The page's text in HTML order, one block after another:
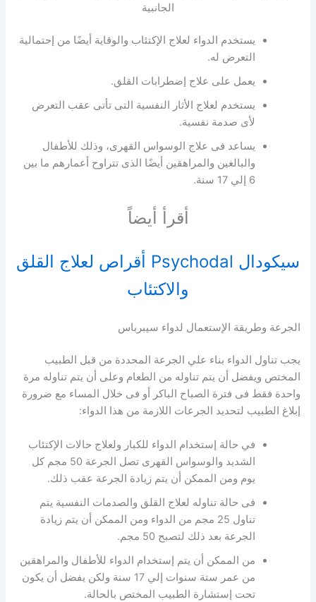
الجانبية
يستخدم الدواء لعلاج الإكتئاب والوقاية أيضًا من إحتمالية
التعرض له.
يعمل على علاج إضطرابات القلق.
يستخدم لعلاج الأثار النفسية التى تأتى عقب التعرض
لأى صدمة نفسية.
يساعد فى علاج الوسواس القهرى، وذلك للأطفال
والبالغين والمراهقين أيضًا الذى تتراوح أعمارهم ما بين
6 إلي 17 سنة.
أقرأ أيضاً
سيكودال Psychodal أقراص لعلاج القلق
والاكتئاب
الجرعة وطريقة الإستعمال لدواء سيبرباس
يجب تناول الدواء بناء علي الجرعة المحددة من قبل الطبيب
المختص ويفضل أن يتم تناوله من الطعام وعلى أن يتم تناوله مرة
واحدة فقط فى فترة الصباح الباكر أو فى خلال المساء مع ضرورة
إبلاغ الطبيب لتحديد الجرعات اللازمة من هذا الدواء:
في حالة إستخدام الدواء للكبار ولعلاج حالات الإكتئاب
الشديد والوسواس القهرى تصل الجرعة 50 مجم كل
يوم ومن الممكن أن يتم زيادة الجرعة عقب ذلك.
فى حالة تناوله لعلاج القلق والصدمات النفسية يتم
تناول 25 مجم من الدواء ومن الممكن أن يتم زيادة
الجرعة بعد ذلك لتصبح 50 مجم.
من الممكن أن يتم إستخدام الدواء للأطفال والمراهقين
من عمر ستة سنوات إلي 17 سنة ولكن يفضل أن يكون
تحت إستشارة الطبيب المختص بالحالة.